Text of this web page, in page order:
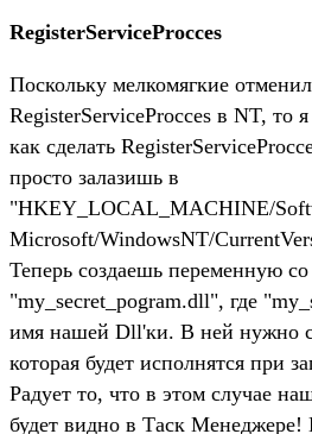
RegisterServiceProcces
Поскольку мелкомягкие
RegisterServiceProcces в NT, то
как сделать
просто залазишь в
"HKEY_LOCAL_MACHINE/
Microsoft/WindowsNT/
Теперь создаешь переменную
"my_secret_pogram.dll", где
имя нашей Dll'ки. В ней нужно
которая будет исполнятся при
Радует то, что в этом случае
будет видно в Таск Менеджере!